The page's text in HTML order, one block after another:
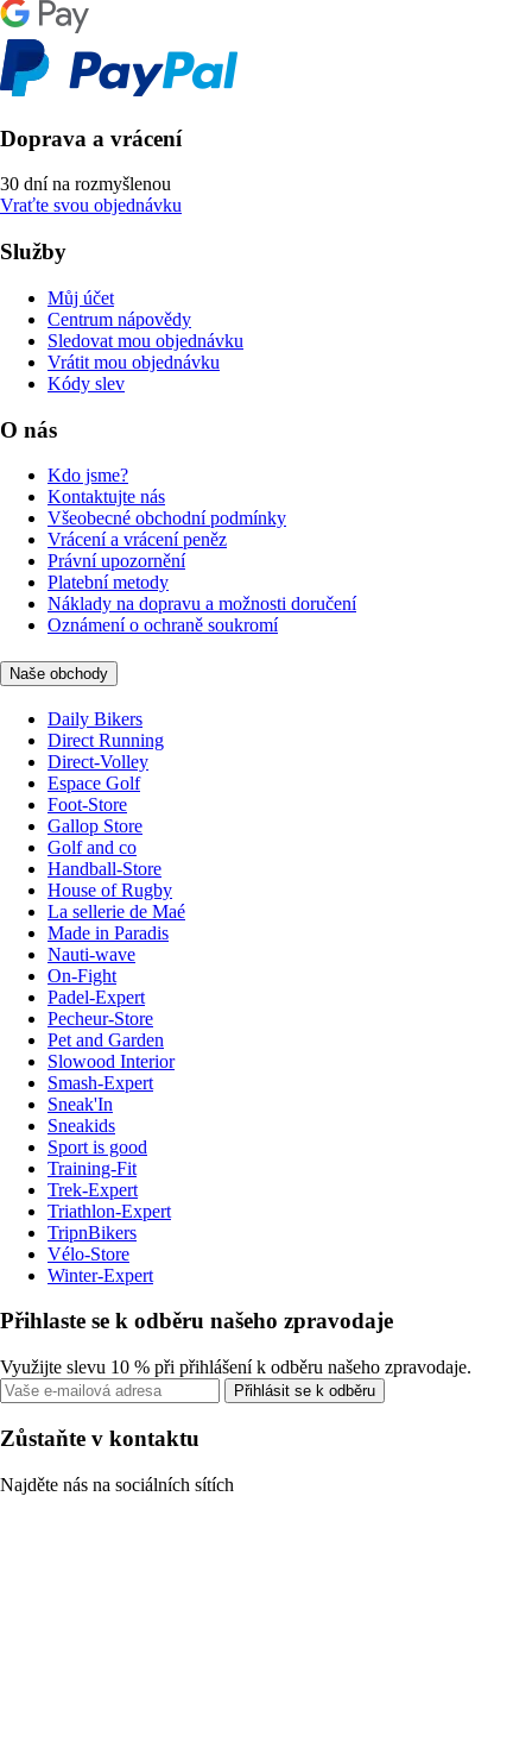
Doprava a vrácení
30 dní na rozmyšlenou
Vraťte svou objednávku
Služby
Můj účet
Centrum nápovědy
Sledovat mou objednávku
Vrátit mou objednávku
Kódy slev
O nás
Kdo jsme?
Kontaktujte nás
Všeobecné obchodní podmínky
Vrácení a vrácení peněz
Právní upozornění
Platební metody
Náklady na dopravu a možnosti doručení
Oznámení o ochraně soukromí
Naše obchody
Daily Bikers
Direct Running
Direct-Volley
Espace Golf
Foot-Store
Gallop Store
Golf and co
Handball-Store
House of Rugby
La sellerie de Maé
Made in Paradis
Nauti-wave
On-Fight
Padel-Expert
Pecheur-Store
Pet and Garden
Slowood Interior
Smash-Expert
Sneak'In
Sneakids
Sport is good
Training-Fit
Trek-Expert
Triathlon-Expert
TripnBikers
Vélo-Store
Winter-Expert
Přihlaste se k odběru našeho zpravodaje
Využijte slevu 10 % při přihlášení k odběru našeho zpravodaje.
Přihlásit se k odběru
Zůstaňte v kontaktu
Najděte nás na sociálních sítích